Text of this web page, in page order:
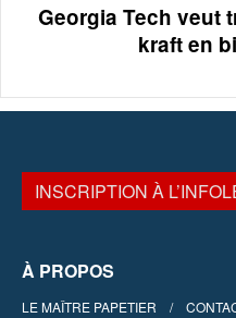
Georgia Tech veut
kraft en
INSCRIPTION À
À PROPOS
LE MAÎTRE PAPETIER